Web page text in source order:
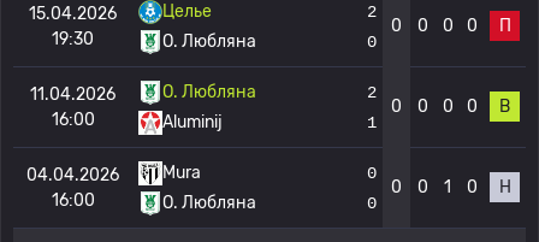
15.04.2026
19:30
Целье
О. Любляна
2
0
0 0 0 0 П
11.04.2026
16:00
О. Любляна
Aluminij
2
1
0 0 0 0 В
04.04.2026
16:00
Mura
О. Любляна
0
0
0 0 1 0 Н